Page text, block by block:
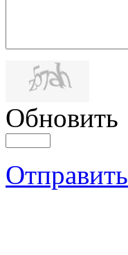
Обновить
Отправить